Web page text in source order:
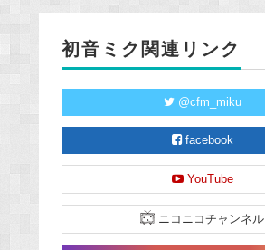
初音ミク関連リンク
@cfm_miku
facebook
YouTube
ニコニコチャンネル